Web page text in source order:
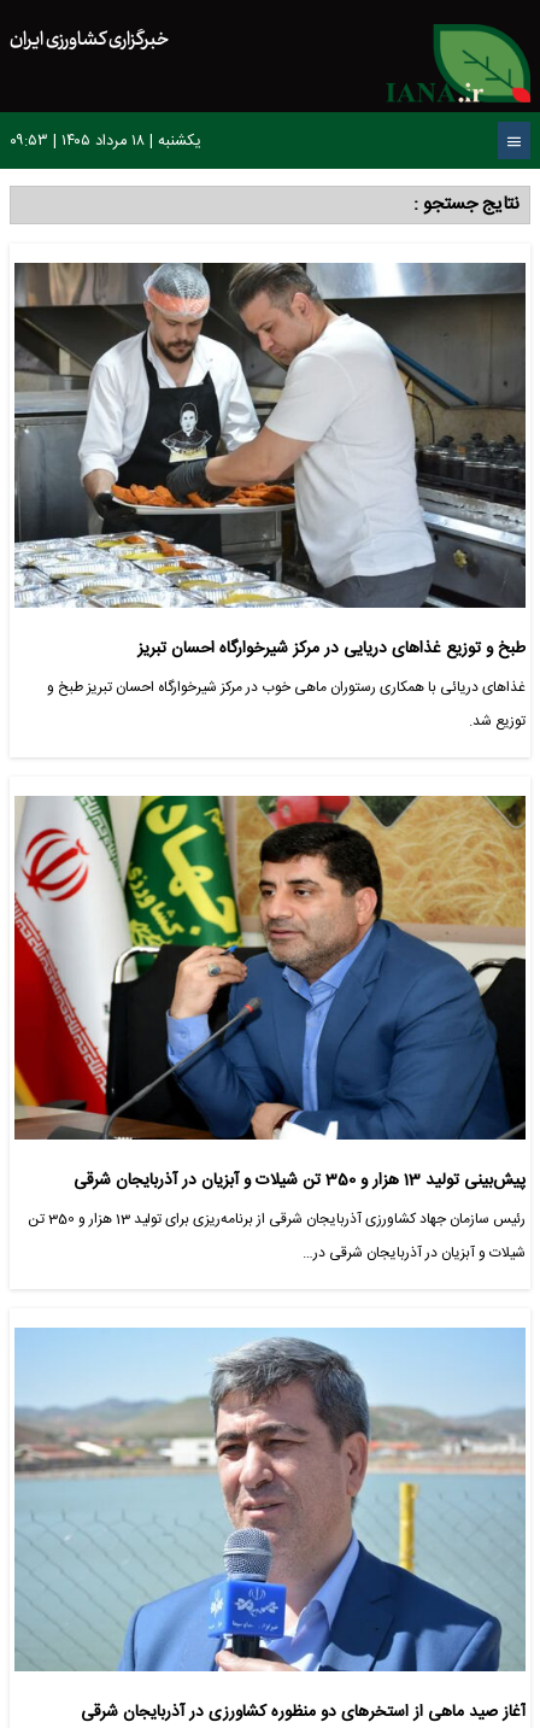
خبرگزاری کشاورزی ایران
یکشنبه | ۱۸ مرداد ۱۴۰۵ | ۰۹:۵۳
نتایج جستجو :
طبخ و توزیع غذاهای دریایی در مرکز شیرخوارگاه احسان تبریز
غذاهای دریائی با همکاری رستوران ماهی خوب در مرکز شیرخوارگاه احسان تبریز طبخ و
توزیع شد.
پیش‌بینی تولید 13 هزار و 350 تن شیلات و آبزیان در آذربایجان شرقی
رئیس سازمان جهاد کشاورزی آذربایجان شرقی از برنامه‌ریزی برای تولید 13 هزار و 350 تن
شیلات و آبزیان در آذربایجان شرقی در…
آغاز صید ماهی از استخرهای دو منظوره کشاورزی در آذربایجان شرقی